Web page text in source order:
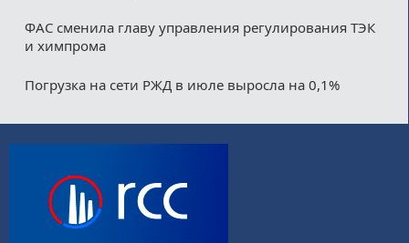
ФАС сменила главу управления регулирования ТЭК
и химпрома
Погрузка на сети РЖД в июле выросла на 0,1%